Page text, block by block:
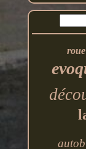
roue